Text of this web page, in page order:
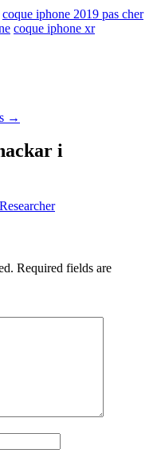
coque iphone 2019 pas cher
coque iphone xr
→
i
Required fields are